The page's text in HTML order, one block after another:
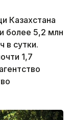
Казахстана
более 5,2 млн
в сутки.
1,7